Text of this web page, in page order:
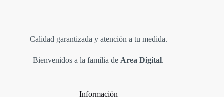
Calidad garantizada y atención a tu medida.
Bienvenidos a la familia de Area Digital.
Información